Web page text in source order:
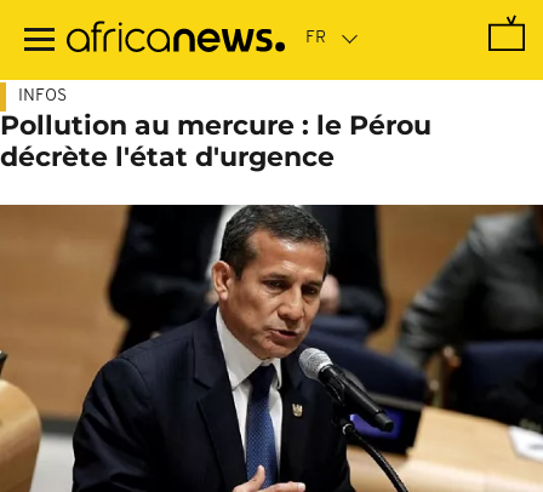
contenu
INFOS
Pollution au mercure : le Pérou
décrète l'état d'urgence